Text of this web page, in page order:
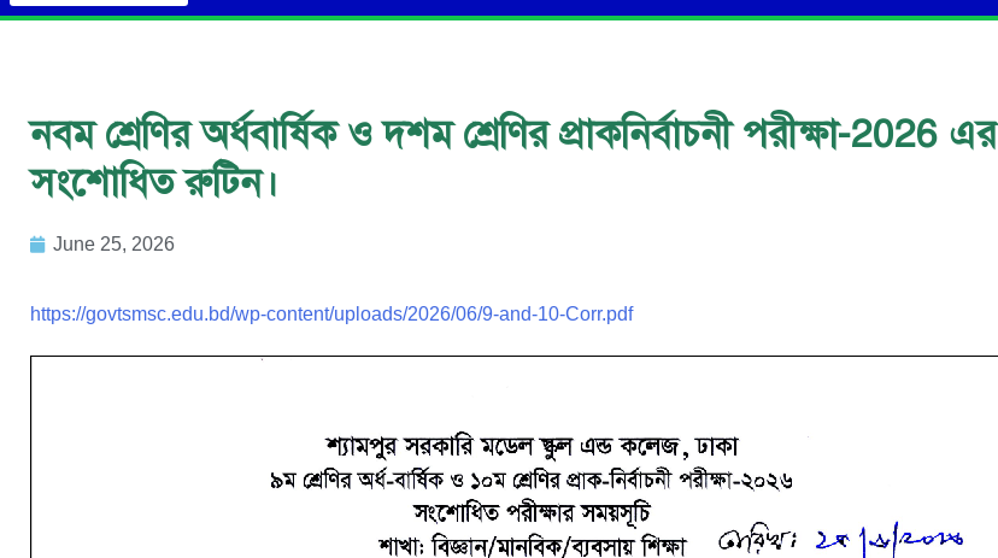
নবম শ্রেণির অর্ধবার্ষিক ও দশম শ্রেণির প্রাকনির্বাচনী পরীক্ষা-2026 এর
সংশোধিত রুটিন।
June 25, 2026
https://govtsmsc.edu.bd/wp-content/uploads/2026/06/9-and-10-Corr.pdf